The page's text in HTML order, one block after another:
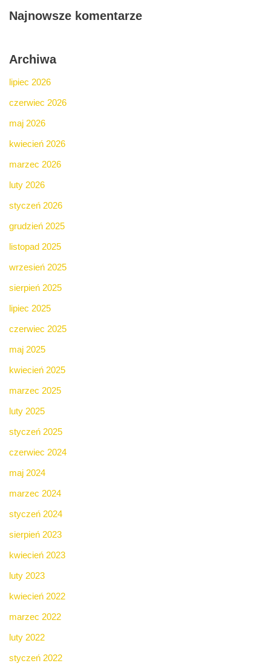
Najnowsze komentarze
Archiwa
lipiec 2026
czerwiec 2026
maj 2026
kwiecień 2026
marzec 2026
luty 2026
styczeń 2026
grudzień 2025
listopad 2025
wrzesień 2025
sierpień 2025
lipiec 2025
czerwiec 2025
maj 2025
kwiecień 2025
marzec 2025
luty 2025
styczeń 2025
czerwiec 2024
maj 2024
marzec 2024
styczeń 2024
sierpień 2023
kwiecień 2023
luty 2023
kwiecień 2022
marzec 2022
luty 2022
styczeń 2022